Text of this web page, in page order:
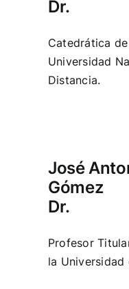
Dr.
Catedrática
Universidad
Distancia.
José
Gómez
Dr.
Profesor
la Universidad